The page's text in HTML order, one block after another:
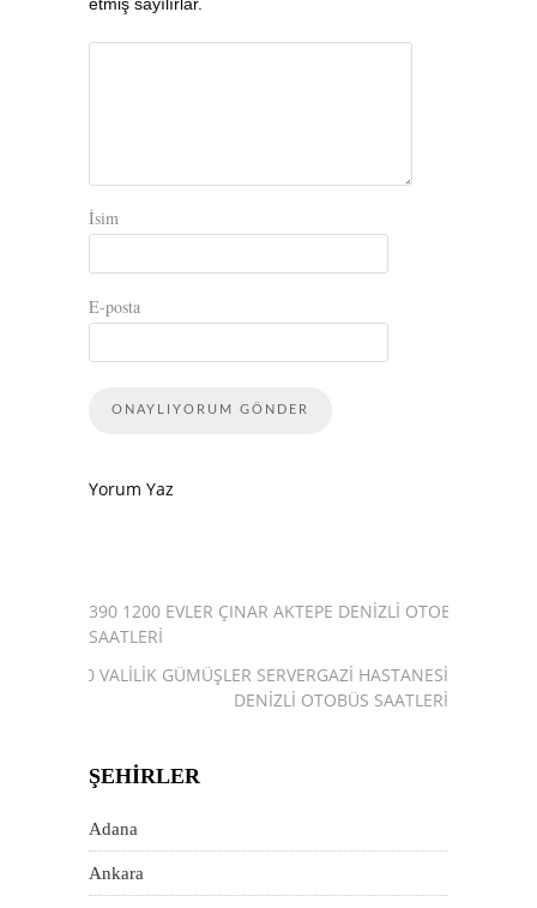
İsim
E-posta
Yorum Yaz
390 1200 EVLER ÇINAR AKTEPE DENIZLI OTOBÜS
SAATLERI
440 VALILIK GÜMÜŞLER SERVERGAZI HASTANESI
DENIZLI OTOBÜS SAATLERI
ŞEHIRLER
Adana
Ankara